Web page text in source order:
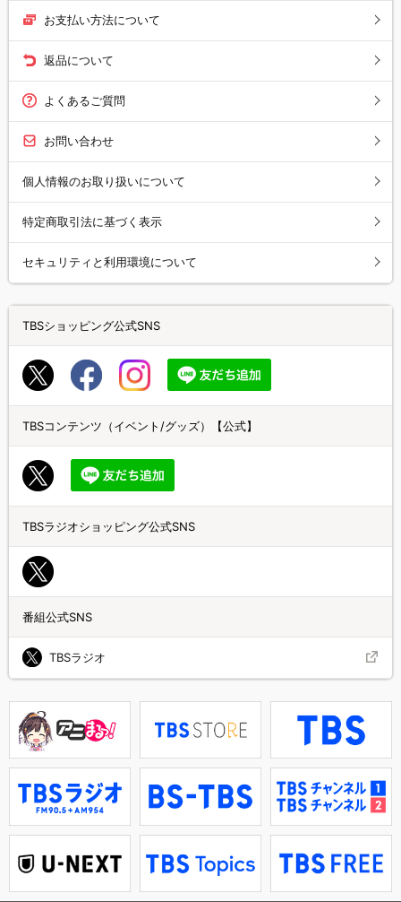
お支払い方法について
返品について
よくあるご質問
お問い合わせ
個人情報のお取り扱いについて
特定商取引法に基づく表示
セキュリティと利用環境について
TBSショッピング公式SNS
TBSコンテンツ（イベント/グッズ）【公式】
TBSラジオショッピング公式SNS
番組公式SNS
TBSラジオ